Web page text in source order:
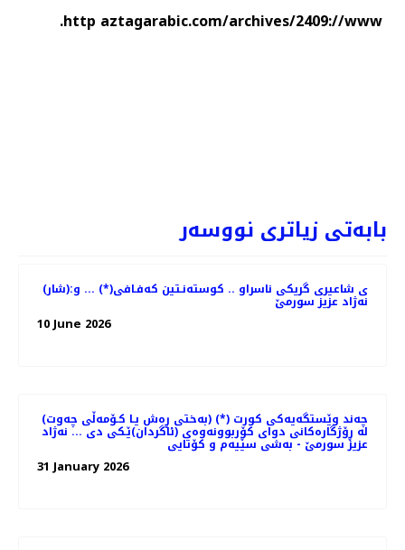
بابەتی زیاتری نووسەر
(شار)ی شاعیری گریكی ناسراو .. كوسته‌نـتین كه‌فـافی(*) ... و:
نه‌ژاد عزیز سورمێ
10 June 2026
(به‌ختی ڕه‌ش یـا كـۆمه‌ڵی چه‌وت) (*) چه‌ند وێستگه‌یه‌كی كورت
له‌ ڕۆژگاره‌كانی دوای كۆربوونه‌وه‌ی (ئاگردان)ێـكی دی ... نه‌ژاد
عزیز سورمێ - به‌شی سێیه‌م و كۆتایی
31 January 2026